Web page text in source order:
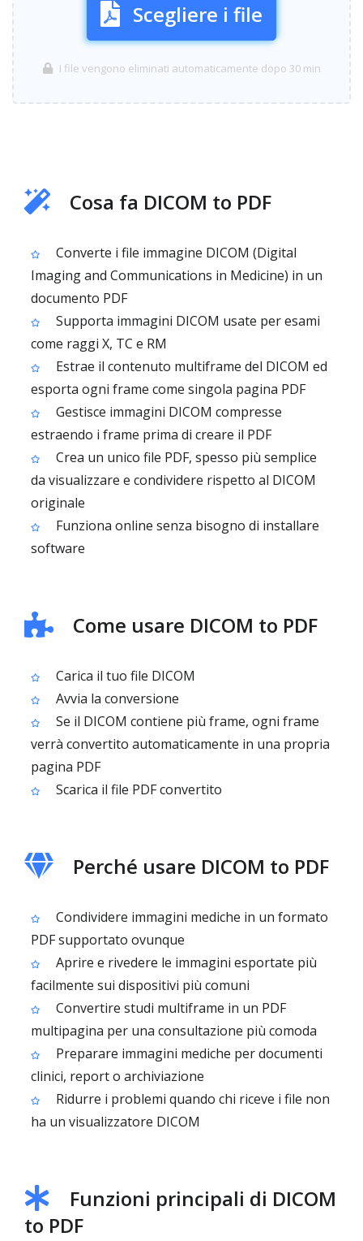
Scegliere i file
I file vengono eliminati automaticamente dopo 30 min
Cosa fa DICOM to PDF
Converte i file immagine DICOM (Digital
Imaging and Communications in Medicine) in un
documento PDF
Supporta immagini DICOM usate per esami
come raggi X, TC e RM
Estrae il contenuto multiframe del DICOM ed
esporta ogni frame come singola pagina PDF
Gestisce immagini DICOM compresse
estraendo i frame prima di creare il PDF
Crea un unico file PDF, spesso più semplice
da visualizzare e condividere rispetto al DICOM
originale
Funziona online senza bisogno di installare
software
Come usare DICOM to PDF
Carica il tuo file DICOM
Avvia la conversione
Se il DICOM contiene più frame, ogni frame
verrà convertito automaticamente in una propria
pagina PDF
Scarica il file PDF convertito
Perché usare DICOM to PDF
Condividere immagini mediche in un formato
PDF supportato ovunque
Aprire e rivedere le immagini esportate più
facilmente sui dispositivi più comuni
Convertire studi multiframe in un PDF
multipagina per una consultazione più comoda
Preparare immagini mediche per documenti
clinici, report o archiviazione
Ridurre i problemi quando chi riceve i file non
ha un visualizzatore DICOM
Funzioni principali di DICOM
to PDF